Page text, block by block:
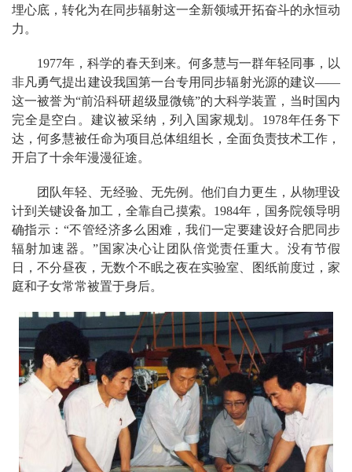
埋心底，转化为在同步辐射这一全新领域开拓奋斗的永恒动
力。
1977年，科学的春天到来。何多慧与一群年轻同事，以
非凡勇气提出建设我国第一台专用同步辐射光源的建议——
这一被誉为“前沿科研超级显微镜”的大科学装置，当时国内
完全是空白。建议被采纳，列入国家规划。1978年任务下
达，何多慧被任命为项目总体组组长，全面负责技术工作，
开启了十余年漫漫征途。
团队年轻、无经验、无先例。他们自力更生，从物理设
计到关键设备加工，全靠自己摸索。1984年，国务院领导明
确指示：“不管经济多么困难，我们一定要建设好合肥同步
辐射加速器。”国家决心让团队倍觉责任重大。没有节假
日，不分昼夜，无数个不眠之夜在实验室、图纸前度过，家
庭和子女常常被置于身后。